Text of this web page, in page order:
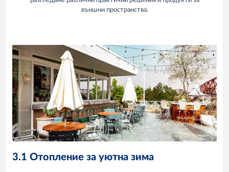
външни пространства.
3.1 Отопление за уютна зима